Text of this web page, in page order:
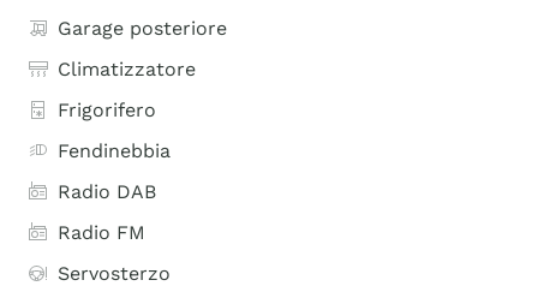
Garage posteriore
Climatizzatore
Frigorifero
Fendinebbia
Radio DAB
Radio FM
Servosterzo